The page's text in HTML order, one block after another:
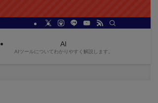
AI
AIツールについてわかりやすく解説します。